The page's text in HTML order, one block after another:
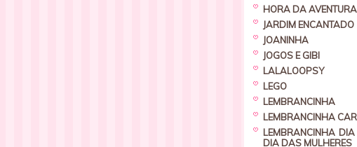
HORA DA AVENTURA
JARDIM ENCANTADO
JOANINHA
JOGOS E GIBI
LALALOOPSY
LEGO
LEMBRANCINHA
LEMBRANCINHA
LEMBRANCINHA
DIA DAS MULHERES